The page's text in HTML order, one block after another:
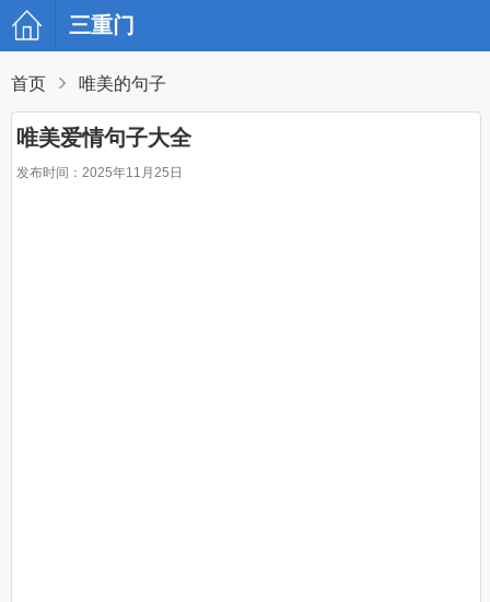
三重门
首页 唯美的句子
唯美爱情句子大全
发布时间：2025年11月25日